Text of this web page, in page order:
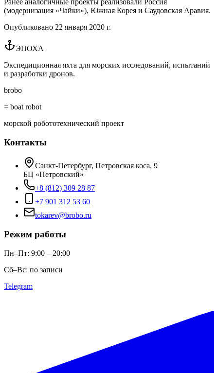
(модернизация «Чайки»), Южная Корея и Саудовская Аравия.
Опубликовано 22 января 2020 г.
ЭПОХА
Экспедиционная яхта для морских исследований, испытаний
и разработки дронов.
brobo
= boat robot
морской робототехнический проект
Контакты
Санкт-Петербург, Петровская коса, 9
БЦ «Петровский»
+8 (812) 309 28 87
+7 901 312 53 60
tokarev@brobo.ru
Режим работы
Пн–Пт: 9:00 – 20:00
Сб–Вс: по записи
Telegram